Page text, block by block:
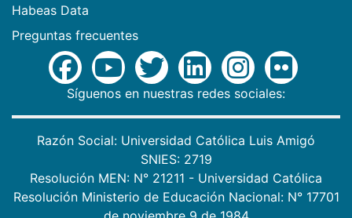
Habeas Data
Preguntas frecuentes
Síguenos en nuestras redes sociales:
Razón Social: Universidad Católica Luis Amigó
SNIES: 2719
Resolución MEN: N° 21211 - Universidad Católica
Resolución Ministerio de Educación Nacional: N° 17701